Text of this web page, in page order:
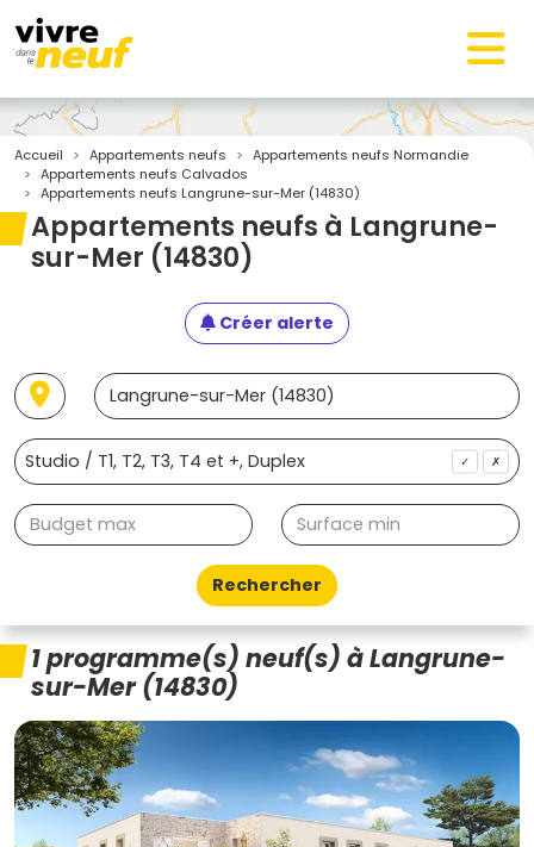
Accueil Appartements neufs
Appartements neufs Normandie
Appartements neufs Calvados
Appartements neufs Langrune-sur-Mer (14830)
Appartements neufs à Langrune-
sur-Mer (14830)
Créer alerte
✓ ✗
Rechercher
1 programme(s) neuf(s) à Langrune-
sur-Mer (14830)